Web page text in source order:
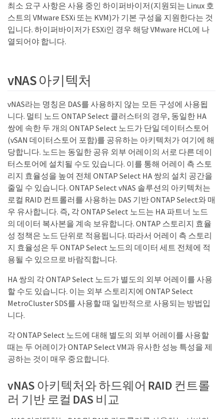
최소 요구 사항은 사용 중인 하이퍼바이저(지원되는 Linux 호
스트의 VMware ESXi 또는 KVM)가 기본 구성을 지원한다는 것
입니다. 하이퍼바이저가 ESXi인 경우 해당 VMware HCL에 나
열되어야 합니다.
vNAS 아키텍처
vNAS라는 명칭은 DAS를 사용하지 않는 모든 구성에 사용됩
니다. 멀티 노드 ONTAP Select 클러스터의 경우, 동일한 HA
쌍에 속한 두 개의 ONTAP Select 노드가 단일 데이터스토어
(vSAN 데이터스토어 포함)를 공유하는 아키텍처가 여기에 해
당합니다. 노드는 동일한 공유 외부 어레이의 서로 다른 데이
터스토어에 설치될 수도 있습니다. 이를 통해 어레이 측 스토
리지 효율성을 높여 전체 ONTAP Select HA 쌍의 설치 공간을
줄일 수 있습니다. ONTAP Select vNAS 솔루션의 아키텍처는
로컬 RAID 컨트롤러를 사용하는 DAS 기반 ONTAP Select와 매
우 유사합니다. 즉, 각 ONTAP Select 노드는 HA 파트너 노드
의 데이터 복사본을 계속 보유합니다. ONTAP 스토리지 효율
성 정책은 노드 단위로 적용됩니다. 따라서 어레이 측 스토리
지 효율성은 두 ONTAP Select 노드의 데이터 세트 전체에 적
용될 수 있으므로 바람직합니다.
HA 쌍의 각 ONTAP Select 노드가 별도의 외부 어레이를 사용
할 수도 있습니다. 이는 외부 스토리지에 ONTAP Select
MetroCluster SDS를 사용할 때 일반적으로 사용되는 방법입
니다.
각 ONTAP Select 노드에 대해 별도의 외부 어레이를 사용할
때는 두 어레이가 ONTAP Select VM과 유사한 성능 특성을 제
공하는 것이 매우 중요합니다.
vNAS 아키텍처와 하드웨어 RAID 컨트롤
러 기반 로컬 DAS 비교